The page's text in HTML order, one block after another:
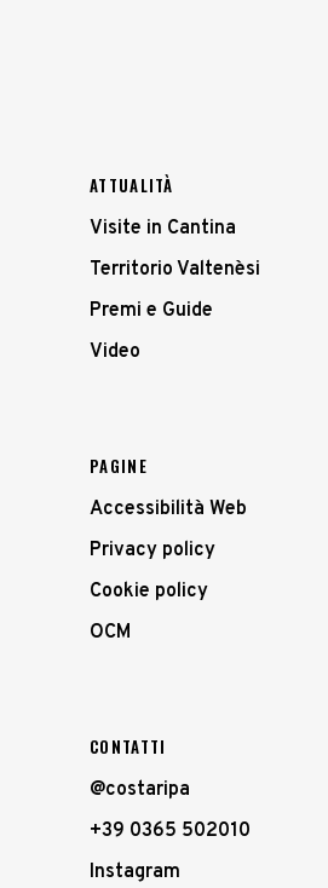
ATTUALITÀ
Visite in Cantina
Territorio Valtenèsi
Premi e Guide
Video
PAGINE
Accessibilità Web
Privacy policy
Cookie policy
OCM
CONTATTI
@costaripa
+39 0365 502010
Instagram